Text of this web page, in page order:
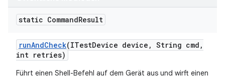
static CommandResult
runAndCheck(ITestDevice device , String cmd ,
int retries)
Führt einen Shell-Befehl auf dem Gerät aus und wirft einen